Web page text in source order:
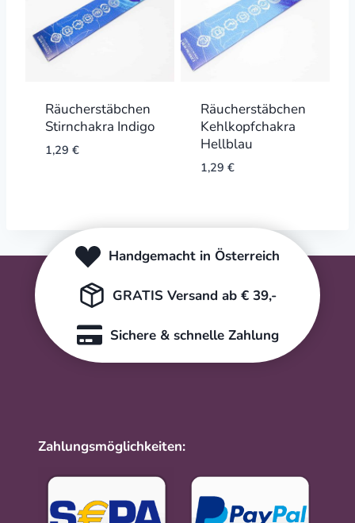
Räucherstäbchen
Stirnchakra Indigo
1,29 €
Räucherstäbchen
Kehlkopfchakra
Hellblau
1,29 €
Handgemacht in Österreich
GRATIS Versand ab € 39,-
Sichere & schnelle Zahlung
Zahlungsmöglichkeiten: